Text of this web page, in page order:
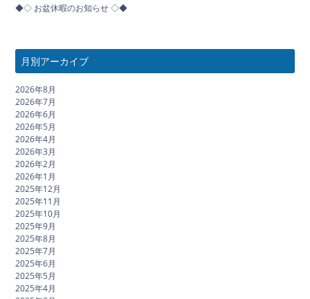
◆◇ お盆休暇のお知らせ ◇◆
月別アーカイブ
2026年8月
2026年7月
2026年6月
2026年5月
2026年4月
2026年3月
2026年2月
2026年1月
2025年12月
2025年11月
2025年10月
2025年9月
2025年8月
2025年7月
2025年6月
2025年5月
2025年4月